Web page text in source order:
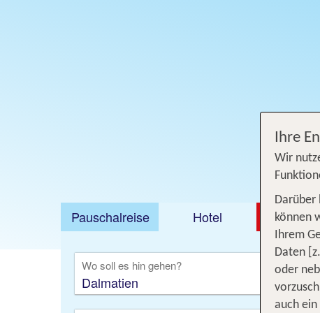
Pauschalreise Hotel DEALS
Wo soll es hin gehen?
Ihre
Wir
Darüber
können
Ihrem
Daten
oder
auch